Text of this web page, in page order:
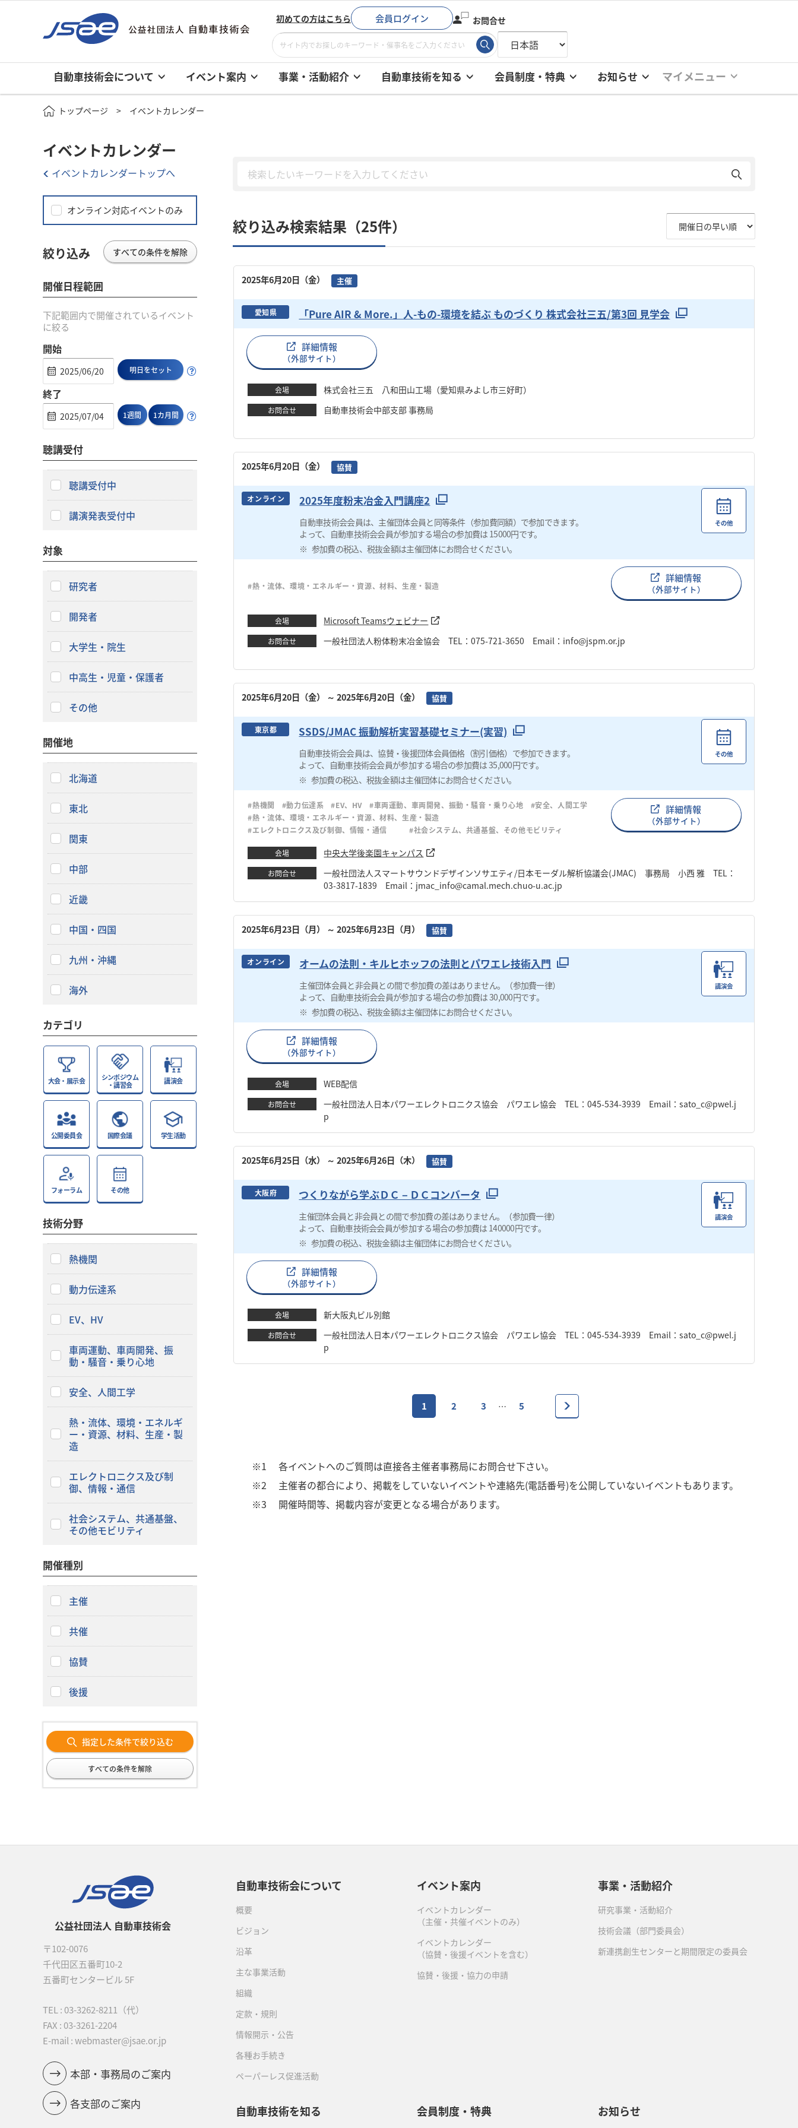
初めての方はこちら 会員ログイン お問合せ
自動車技術会について イベント案内 事業・活動紹介 自動車技術を知る 会員制度・特典 お知らせ マイメニュー
トップページ イベントカレンダー
絞り込み検索結果（25件）
2025年6月20日（金） 主催
愛知県 「Pure AIR & More.」人-もの-環境を結ぶ ものづくり 株式会社三五/第3回 見学会
詳細情報
（外部サイト）
会場 株式会社三五 八和田山工場（愛知県みよし市三好町）
お問合せ 自動車技術会中部支部 事務局
2025年6月20日（金） 協賛
オンライン 2025年度粉末冶金入門講座2
自動車技術会会員は、主催団体会員と同等条件（参加費同額）で参加できます。
よって、自動車技術会会員が参加する場合の参加費は 15000円です。
参加費の税込、税抜金額は主催団体にお問合せください。
その他
#熱・流体、環境・エネルギー・資源、材料、生産・製造
詳細情報
（外部サイト）
会場 Microsoft Teamsウェビナー
お問合せ 一般社団法人粉体粉末冶金協会 TEL：075-721-3650 Email：info@jspm.or.jp
2025年6月20日（金） ～ 2025年6月20日（金） 協賛
東京都 SSDS/JMAC 振動解析実習基礎セミナー(実習)
自動車技術会会員は、協賛・後援団体会員価格（割引価格）で参加できます。
よって、自動車技術会会員が参加する場合の参加費は 35,000円です。
参加費の税込、税抜金額は主催団体にお問合せください。
その他
#熱機関 #動力伝達系 #EV、HV #車両運動、車両開発、振動・騒音・乗り心地
#安全、人間工学
#熱・流体、環境・エネルギー・資源、材料、生産・製造
#エレクトロニクス及び制御、情報・通信
#社会システム、共通基盤、その他モビリティ
詳細情報
（外部サイト）
会場 中央大学後楽園キャンパス
お問合せ
一般社団法人スマートサウンドデザインソサエティ/日本モーダル解析協議会(JMAC) 事務局 小西 雅 TEL：
03-3817-1839 Email：jmac_info@camal.mech.chuo-u.ac.jp
2025年6月23日（月） ～ 2025年6月23日（月） 協賛
オンライン オームの法則・キルヒホッフの法則とパワエレ技術入門
主催団体会員と非会員との間で参加費の差はありません。（参加費一律）
よって、自動車技術会会員が参加する場合の参加費は 30,000円です。
参加費の税込、税抜金額は主催団体にお問合せください。
講演会
詳細情報
（外部サイト）
会場 WEB配信
お問合せ
一般社団法人日本パワーエレクトロニクス協会 パワエレ協会 TEL：045-534-3939 Email：sato_c@pwel.j
p
2025年6月25日（水） ～ 2025年6月26日（木） 協賛
大阪府 つくりながら学ぶＤＣ－ＤＣコンバータ
主催団体会員と非会員との間で参加費の差はありません。（参加費一律）
よって、自動車技術会会員が参加する場合の参加費は 140000円です。
参加費の税込、税抜金額は主催団体にお問合せください。
講演会
詳細情報
（外部サイト）
会場 新大阪丸ビル別館
お問合せ
一般社団法人日本パワーエレクトロニクス協会 パワエレ協会 TEL：045-534-3939 Email：sato_c@pwel.j
p
1 2 3 … 5
※1
各イベントへのご質問は直接各主催者事務局にお問合せ下さい。
※2
主催者の都合により、掲載をしていないイベントや連絡先(電話番号)を公開していないイベントもあります。
※3
開催時間等、掲載内容が変更となる場合があります。
イベントカレンダー
イベントカレンダートップへ
オンライン対応イベントのみ
絞り込み すべての条件を解除
開催日程範囲
下記範囲内で開催されているイベント
に絞る
開始
明日をセット
終了
1週間 1カ月間
聴講受付
聴講受付中
講演発表受付中
対象
研究者
開発者
大学生・院生
中高生・児童・保護者
その他
開催地
北海道
東北
関東
中部
近畿
中国・四国
九州・沖縄
海外
カテゴリ
大会・展示会
シンポジウム
・講習会
講演会
公開委員会 国際会議 学生活動
フォーラム その他
技術分野
熱機関
動力伝達系
EV、HV
車両運動、車両開発、振
動・騒音・乗り心地
安全、人間工学
熱・流体、環境・エネルギ
ー・資源、材料、生産・製
造
エレクトロニクス及び制
御、情報・通信
社会システム、共通基盤、
その他モビリティ
開催種別
主催
共催
協賛
後援
指定した条件で絞り込む
すべての条件を解除
公益社団法人 自動車技術会
〒102-0076
千代田区五番町10-2
五番町センタービル 5F
TEL : 03-3262-8211
（代）
FAX : 03-3261-2204
E-mail : webmaster@jsae.or.jp
本部・事務局のご案内
各支部のご案内
自動車技術会について
概要
ビジョン
沿革
主な事業活動
組織
定款・規則
情報開示・公告
各種お手続き
ペーパーレス促進活動
イベント案内
イベントカレンダー
（主催・共催イベントのみ）
イベントカレンダー
（協賛・後援イベントを含む）
協賛・後援・協力の申請
事業・活動紹介
研究事業・活動紹介
技術会議（部門委員会）
新連携創生センターと期間限定の委員会
自動車技術を知る 会員制度・特典 お知らせ